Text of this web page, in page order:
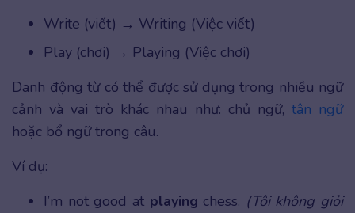
Write (viết) → Writing (Việc viết)
Play (chơi) → Playing (Việc chơi)
Danh động từ có thể được sử dụng trong nhiều ngữ
cảnh và vai trò khác nhau như: chủ ngữ, tân ngữ
hoặc bổ ngữ trong câu.
Ví dụ:
I’m not good at playing chess. (Tôi không giỏi